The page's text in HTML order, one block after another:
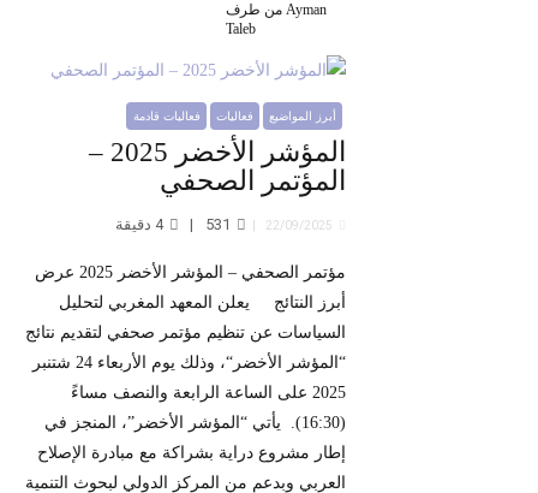
من طرف Ayman
Taleb
أبرز المواضيع فعاليات فعاليات قادمة
المؤشر الأخضر 2025 –
المؤتمر الصحفي
22/09/2025
531
4 دقيقة
مؤتمر الصحفي – المؤشر الأخضر 2025 عرض
أبرز النتائج يعلن المعهد المغربي لتحليل
السياسات عن تنظيم مؤتمر صحفي لتقديم نتائج
“المؤشر الأخضر“، وذلك يوم الأربعاء 24 شتنبر
2025 على الساعة الرابعة والنصف مساءً
(16:30). يأتي “المؤشر الأخضر”، المنجز في
إطار مشروع دراية بشراكة مع مبادرة الإصلاح
العربي وبدعم من المركز الدولي لبحوث التنمية